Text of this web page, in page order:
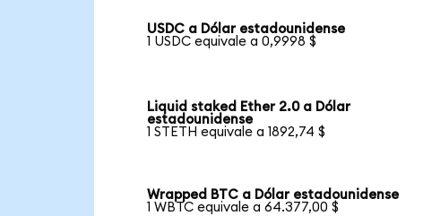
USDC a Dólar estadounidense
1 USDC equivale a 0,9998 $
Liquid staked Ether 2.0 a Dólar
estadounidense
1 STETH equivale a 1892,74 $
Wrapped BTC a Dólar estadounidense
1 WBTC equivale a 64.377,00 $